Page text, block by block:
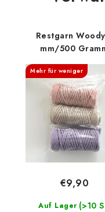
Restgarn
mm/500
Mehr für weniger
Auf Lager (>10
€9,90